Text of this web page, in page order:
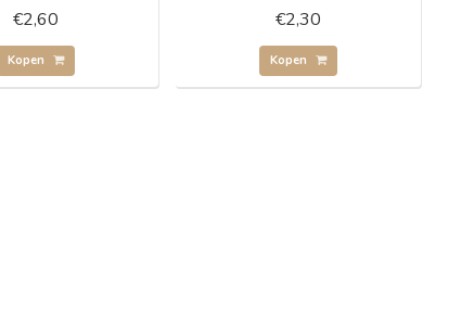
€2,60
Kopen
€2,30
Kopen